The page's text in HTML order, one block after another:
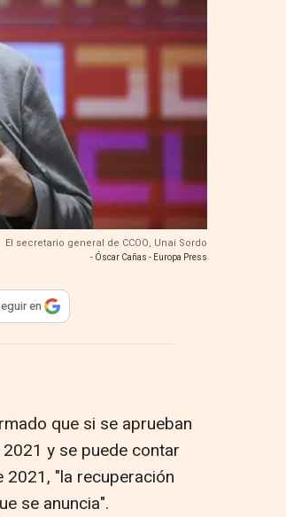
El secretario general de CCOO, Unai Sordo
- Óscar Cañas - Europa Press
para compartir
en
que si se aprueban
y se puede contar
"la recuperación
se anuncia".